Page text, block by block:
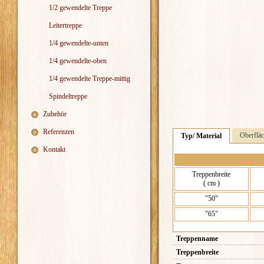
1/2 gewendelte Treppe
Leitertreppe
1/4 gewendelte-unten
1/4 gewendelte-oben
1/4 gewendelte Treppe-mittig
Spindeltreppe
Zubehör
Referenzen
Kontakt
Typ/ Material
Treppenbreite
( cm )
"50"
"65"
Treppenname
Treppenbreite